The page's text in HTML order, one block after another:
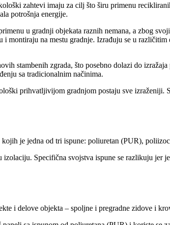
zahtevi imaju za cilj što širu primenu
potrošnja energije.
u gradnji objekata raznih nemana, a zbog
montiraju na mestu gradnje. Izrađuju se u
stambenih zgrada, što posebno dolazi do
sa tradicionalnim načinima.
prihvatljivijom gradnjom postaju sve izraženiji.
je jedna od tri ispune: poliuretan (PUR),
Specifična svojstva ispune se razlikuju jer
i delove objekta – spoljne i pregradne zidove i